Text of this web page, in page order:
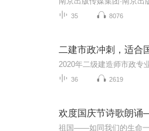
35 8076
二建市政冲刺，适合
36 2619
欢度国庆节诗歌朗